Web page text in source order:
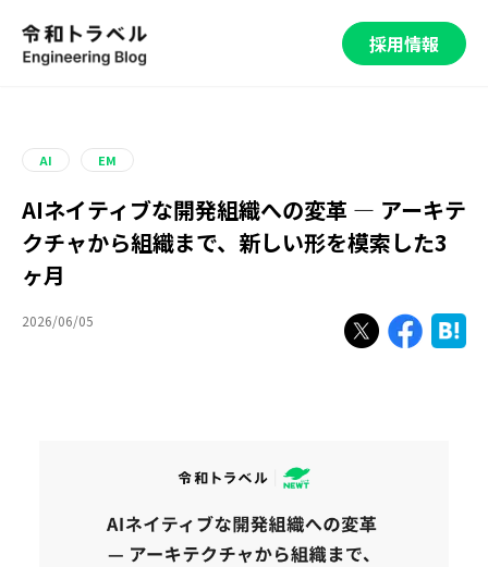
採用情報
AI EM
AIネイティブな開発組織への変革 — アーキテ
クチャから組織まで、新しい形を模索した3
ヶ月
2026/06/05